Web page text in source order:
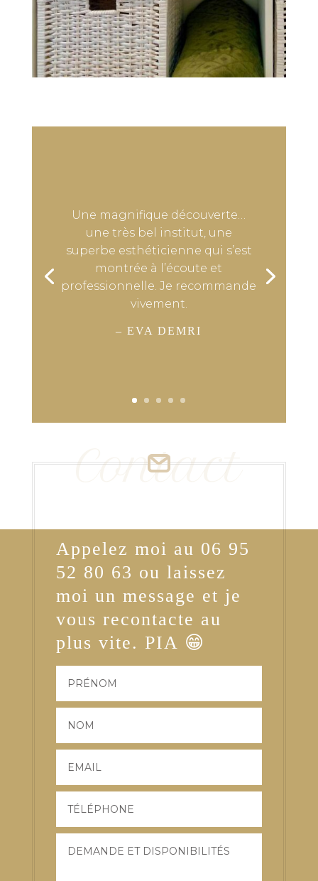
Une magnifique découverte…
une très bel institut, une
superbe esthéticienne qui s’est
montrée à l’écoute et
professionnelle. Je recommande
vivement.
– EVA DEMRI
Contact
Appelez moi au 06 95
52 80 63 ou laissez
moi un message et je
vous recontacte au
plus vite. PIA 😁